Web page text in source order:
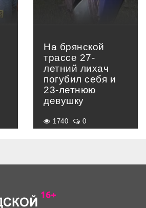
На брянской
трассе 27-
летний лихач
погубил себя и
23-летнюю
девушку
1740 0